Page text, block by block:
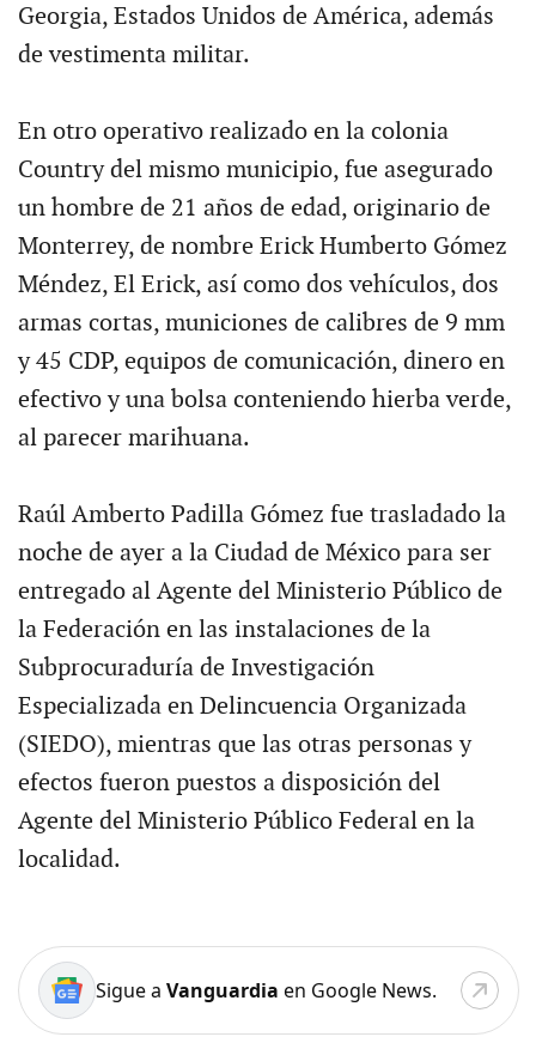
Georgia, Estados Unidos de América, además
de vestimenta militar.
En otro operativo realizado en la colonia
Country del mismo municipio, fue asegurado
un hombre de 21 años de edad, originario de
Monterrey, de nombre Erick Humberto Gómez
Méndez, El Erick, así como dos vehículos, dos
armas cortas, municiones de calibres de 9 mm
y 45 CDP, equipos de comunicación, dinero en
efectivo y una bolsa conteniendo hierba verde,
al parecer marihuana.
Raúl Amberto Padilla Gómez fue trasladado la
noche de ayer a la Ciudad de México para ser
entregado al Agente del Ministerio Público de
la Federación en las instalaciones de la
Subprocuraduría de Investigación
Especializada en Delincuencia Organizada
(SIEDO), mientras que las otras personas y
efectos fueron puestos a disposición del
Agente del Ministerio Público Federal en la
localidad.
Sigue a Vanguardia en Google News.